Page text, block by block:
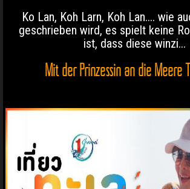
Ko Lan, Koh Larn, Koh Lan.... wie
geschrieben wird, es spielt keine
ist, dass diese winzi...
Mit der Prinzessin an die Meere